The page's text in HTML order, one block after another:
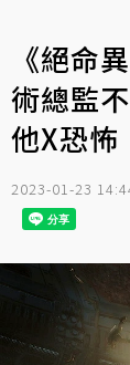
《絕命
術總監
他X恐怖
2023-01-23